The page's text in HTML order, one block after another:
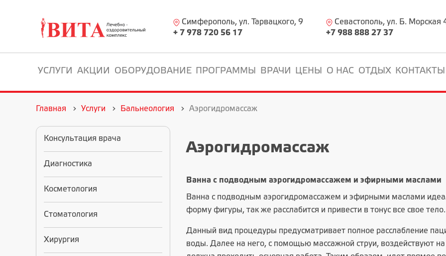
Симферополь, ул. Тарвацкого, 9
+ 7 978 720 56 17
Севастополь, ул. Б. Морская
+7 988 888 27 37
УСЛУГИ АКЦИИ ОБОРУДОВАНИЕ ПРОГРАММЫ ВРАЧИ ЦЕНЫ О НАС ОТДЫХ КОНТАКТЫ
Главная Услуги Бальнеология Аэрогидромассаж
Консультация врача
Диагностика
Косметология
Стоматология
Хирургия
Аэрогидромассаж
Ванна с подводным аэрогидромассажем и эфирными маслами
Ванна с подводным аэрогидромассажем и эфирными маслами
форму фигуры, так же расслабится и привести в тонус все свое тело.
Данный вид процедуры предусматривает полное расслабление
воды. Далее на него, с помощью массажной струи, воздействуют